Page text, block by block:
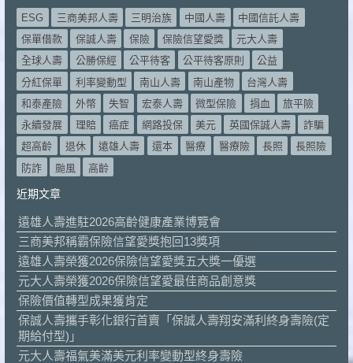
ESG 三商美邦人壽 三明治族 中國人壽
中國信託人壽
保單借款
保誠人壽 保險 保險信望愛獎
元大人壽
全球人壽
公勝保經 公平待客 公平待客原則
公益
分紅保單
利率變動型 南山人壽 南山產物
台灣人壽
和泰產險
外幣 失智 宏泰人壽 微型保險 捐血
旅平險
永續發展
理賠 癌症 網路投保 美元 英國保誠人壽
詐騙
超高齡
退休 遠雄人壽 還本 醫療 醫療險 長照
長照險
防詐
颱風 高齡
近期文章
遠雄人壽進駐2026高齡健康產業博覽會
三商美邦稱霸保險信望愛獎抱回13獎項
遠雄人壽榮獲2026保險信望愛獎五大獎一優選
元大人壽榮獲2026保險信望愛最佳商品創意獎
保險價值轉型成果獲肯定
保誠人壽攜手彰化銀行首賣「保誠人壽翔安滿利終身壽險(定
期給付型)」
元大人壽福氣美滿美元利率變動型終身壽險